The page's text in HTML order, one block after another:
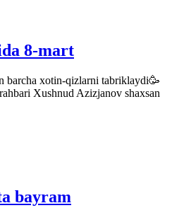
8-mart
barcha xotin-qizlarni tabriklaydi🥳
Xushnud Azizjanov shaxsan
bayram